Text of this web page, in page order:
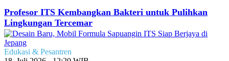
Profesor ITS Kembangkan Bakteri untuk Pulihkan
Lingkungan Tercemar
Edukasi & Pesantren